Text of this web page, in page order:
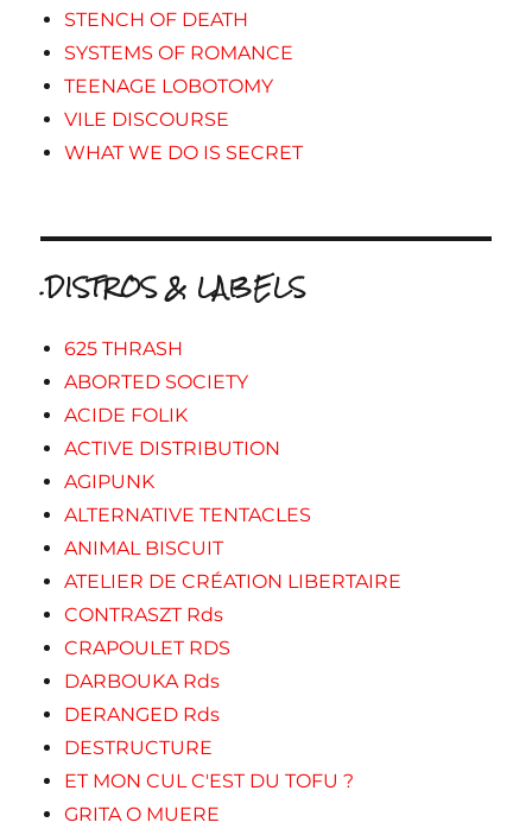
STENCH OF DEATH
SYSTEMS OF ROMANCE
TEENAGE LOBOTOMY
VILE DISCOURSE
WHAT WE DO IS SECRET
.DISTROS & LABELS
625 THRASH
ABORTED SOCIETY
ACIDE FOLIK
ACTIVE DISTRIBUTION
AGIPUNK
ALTERNATIVE TENTACLES
ANIMAL BISCUIT
ATELIER DE CRÉATION LIBERTAIRE
CONTRASZT Rds
CRAPOULET RDS
DARBOUKA Rds
DERANGED Rds
DESTRUCTURE
ET MON CUL C'EST DU TOFU ?
GRITA O MUERE